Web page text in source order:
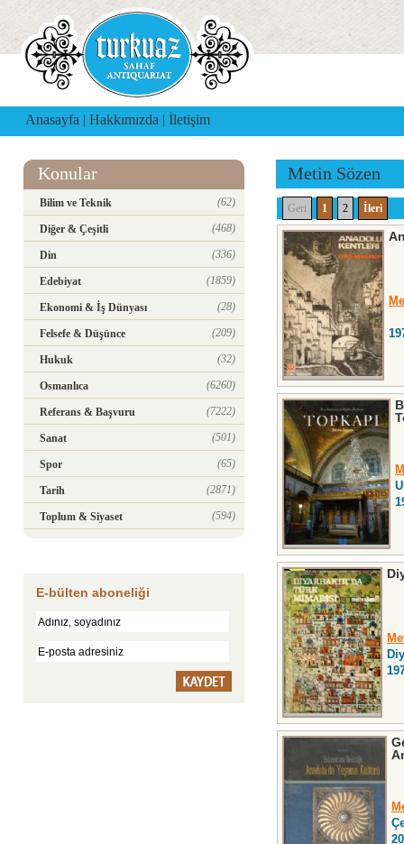
Anasayfa | Hakkımızda | İletişim
Konular
Bilim ve Teknik (62)
Diğer & Çeşitli (468)
Din (336)
Edebiyat (1859)
Ekonomi & İş Dünyası (28)
Felsefe & Düşünce (209)
Hukuk (32)
Osmanlıca (6260)
Referans & Başvuru (7222)
Sanat (501)
Spor (65)
Tarih (2871)
Toplum & Siyaset (594)
E-bülten aboneliği
Metin Sözen
Geri 1 2 İleri